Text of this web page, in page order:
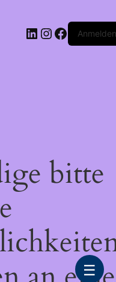
LinkedIn
Instagram
FacebookAnmelden
bitte
☰